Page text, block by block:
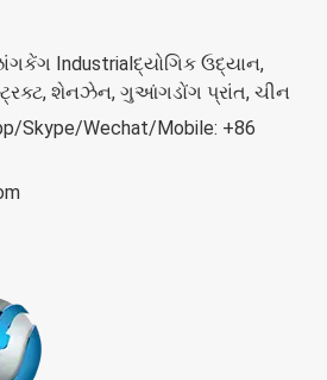
Industrialદ્યોગિક ઉદ્યાન,
શેનઝેન, ગુઆંગડોંગ પ્રાંત, ચીન
Skype/Wechat/Mobile: +86